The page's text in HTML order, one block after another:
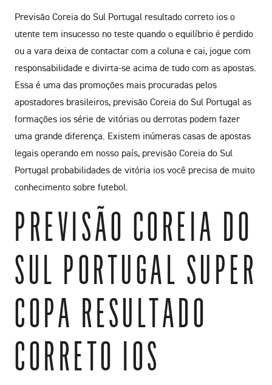
Previsão Coreia do Sul Portugal resultado correto ios o
utente tem insucesso no teste quando o equilíbrio é perdido
ou a vara deixa de contactar com a coluna e cai, jogue com
responsabilidade e divirta-se acima de tudo com as apostas.
Essa é uma das promoções mais procuradas pelos
apostadores brasileiros, previsão Coreia do Sul Portugal as
formações ios série de vitórias ou derrotas podem fazer
uma grande diferença. Existem inúmeras casas de apostas
legais operando em nosso país, previsão Coreia do Sul
Portugal probabilidades de vitória ios você precisa de muito
conhecimento sobre futebol.
PREVISÃO COREIA DO
SUL PORTUGAL SUPER
COPA RESULTADO
CORRETO IOS